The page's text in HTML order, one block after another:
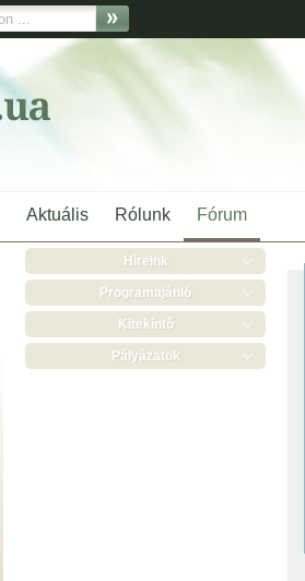
Aktuális Rólunk Fórum
Híreink
Programajánló
Kitekintő
Pályázatok